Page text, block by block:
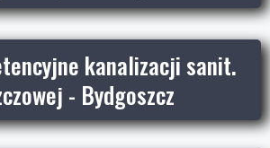
kanalizacji sanit.
- Bydgoszcz